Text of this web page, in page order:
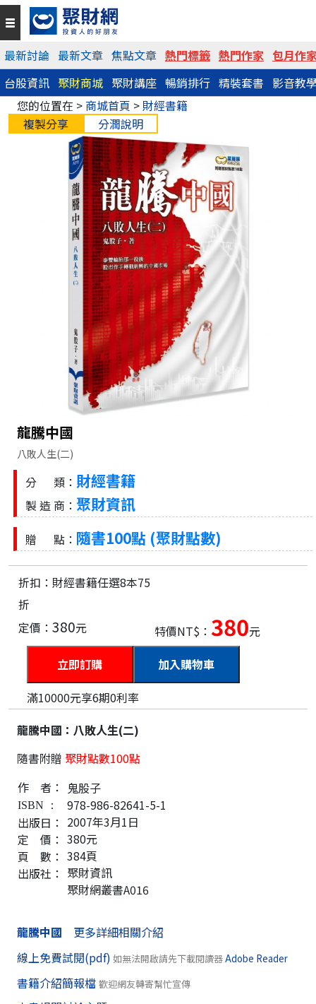
最新討論 最新文章 焦點文章 熱門標籤 熱門作家 包月作
台股資訊 聚財商城 聚財講座 暢銷排行 精裝套書 影音教
您的位置在 > 商城首頁 > 財經書籍
複製分享
分潤說明
龍騰中國
八敗人生(二)
分 類： 財經書籍
製 造 商： 聚財資訊
贈 點： 隨書100點 (聚財點數)
折扣：財經書籍任選8本75
折
定價： 380元 特價NT$： 380元
加入購物車
滿10000元享6期0利率
龍騰中國：八敗人生(二)
隨書附贈 聚財點數100點
作 者：
ISBN ：
出版日：
定 價：
頁 數：
出版社：
鬼股子
978-986-82641-5-1
2007年3月1日
380元
384頁
聚財資訊
聚財網叢書A016
龍騰中國 更多詳細相關介紹
線上免費試閱(pdf) 如無法開啟請先下載閱讀器Adobe Reader
書籍介紹簡報檔 歡迎網友轉寄幫忙宣傳